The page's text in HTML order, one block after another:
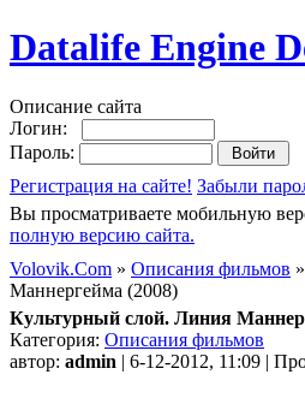
Datalife Engine
Описание сайта
Логин:
Пароль:
Регистрация на сайте! Забыли
Вы просматриваете мобильную
полную версию сайта.
Volovik.Com » Описания фильмов
Маннергейма (2008)
Культурный слой. Линия
Категория: Описания фильмов
автор: admin | 6-12-2012, 11:09 |